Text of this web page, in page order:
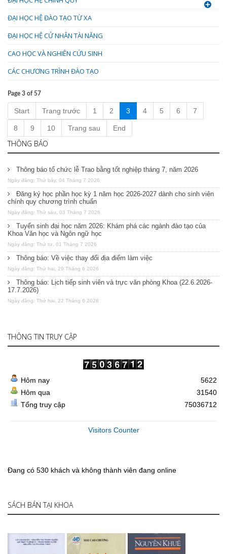
ĐẠI HỌC HỆ ĐÀO TẠO TỪ XA
ĐẠI HỌC HỆ CỬ NHÂN TÀI NĂNG
CAO HỌC VÀ NGHIÊN CỨU SINH
CÁC CHƯƠNG TRÌNH ĐÀO TẠO
Page 3 of 57
Start Trang trước 1 2 3 4 5 6 7
8 9 10 Trang sau End
THÔNG BÁO
Thông báo tổ chức lễ Trao bằng tốt nghiệp tháng 7, năm 2026
Ngày đăng: Thứ bảy, 04 Tháng 7 2026
Đăng ký học phần học kỳ 1 năm học 2026-2027 dành cho sinh viên
chính quy chương trình chuẩn
Ngày đăng: Thứ sáu, 03 Tháng 7 2026
Tuyển sinh đại học năm 2026: Khám phá các ngành đào tạo của
Khoa Văn học và Ngôn ngữ học
Ngày đăng: Thứ tư, 01 Tháng 7 2026
Thông báo: Về việc thay đổi địa điểm làm việc
Ngày đăng: Thứ hai, 29 Tháng 6 2026
Thông báo: Lịch tiếp sinh viên và trực văn phòng Khoa (22.6.2026-
17.7.2026)
Ngày đăng: Thứ hai, 22 Tháng 6 2026
THÔNG TIN TRUY CẬP
Hôm nay
Hôm qua
Tổng truy cập
5622
31540
75036712
Visitors Counter
Đang có 530 khách và không thành viên đang online
SÁCH BÁN TẠI KHOA